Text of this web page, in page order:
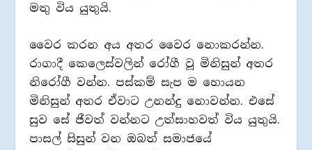
මතු විය යුතුයි.
වෛර කරන අය අතර වෛර නොකරන්න.
රාගාදී කෙලෙස්වලින් රෝගී වූ මිනිසුන් අතර
නිරෝගී වන්න. පස්කම් සැප ම හොයන
මිනිසුන් අතර ඒවාට උනන්දු නොවන්න. එසේ
සුව සේ ජීවත් වන්නට උත්සාහවත් විය යුතුයි.
පාසල් සිසුන් වන ඔබත් සමාජයේ